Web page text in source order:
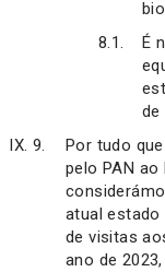
É
de
Por tudo
pelo PAN
atual estado
de visitas
ano de